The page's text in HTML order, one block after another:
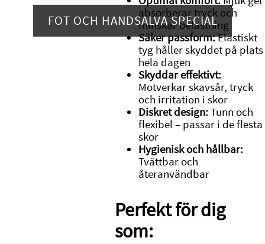
absorberar tryck och
minskar belastning
Säker passform:Elastiskt
tyg håller skyddet på plats
hela dagen
Skyddar effektivt:
Motverkar skavsår, tryck
och irritation i skor
Diskret design:Tunn och
flexibel – passar i de flesta
skor
Hygienisk och hållbar:
Tvättbar och
återanvändbar
Perfekt för dig
som:
FOT OCH HANDSALVA SPECIAL